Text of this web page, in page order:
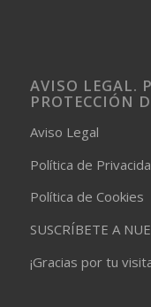
AVISO LEGAL.
PROTECCIÓN
Aviso Legal
Política de
Política de Cookies
SUSCRÍBETE A
¡Gracias por tu